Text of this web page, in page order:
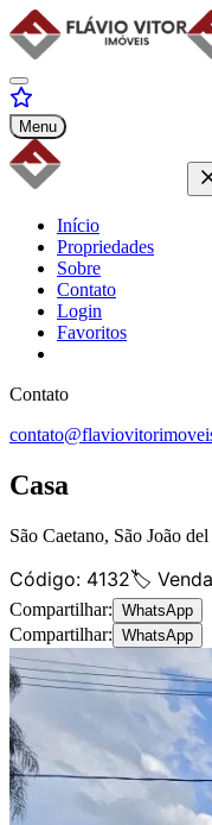
Menu
Início
Propriedades
Sobre
Contato
Login
Favoritos
Contato
Casa
São Caetano, São João
Código: 4132🏷️ Venda
Compartilhar: WhatsApp
Compartilhar: WhatsApp